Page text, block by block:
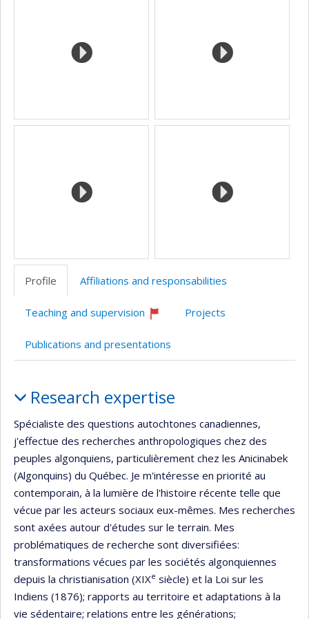
Profile Affiliations and responsabilities
Teaching and supervision
recruiting
Projects
Publications and presentations
Research expertise
Spécialiste des questions autochtones canadiennes,
j'effectue des recherches anthropologiques chez des
peuples algonquiens, particulièrement chez les Anicinabek
(Algonquins) du Québec. Je m'intéresse en priorité au
contemporain, à la lumière de l'histoire récente telle que
vécue par les acteurs sociaux eux-mêmes. Mes recherches
sont axées autour d'études sur le terrain. Mes
problématiques de recherche sont diversifiées:
transformations vécues par les sociétés algonquiennes
depuis la christianisation (XIXe siècle) et la Loi sur les
Indiens (1876); rapports au territoire et adaptations à la
vie sédentaire; relations entre les générations;